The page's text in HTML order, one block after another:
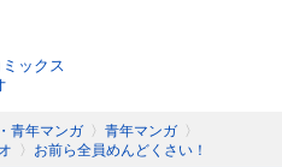
ックス
青年マンガ 〉 青年マンガ 〉
〉 お前ら全員めんどくさい！